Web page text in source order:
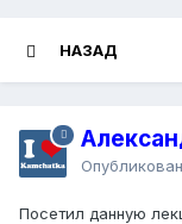
НАЗАД
Посетил данную